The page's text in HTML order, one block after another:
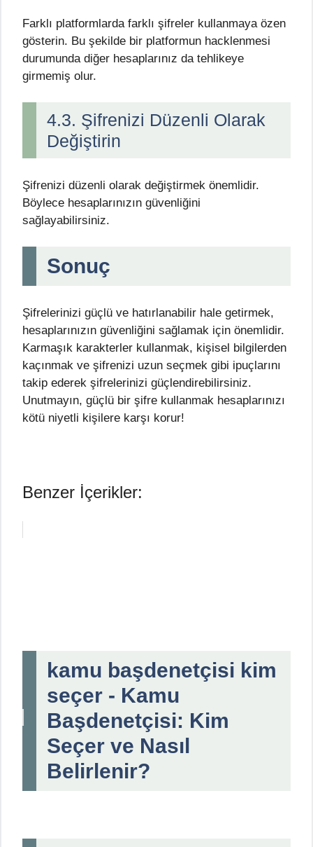
Farklı platformlarda farklı şifreler kullanmaya özen
gösterin. Bu şekilde bir platformun hacklenmesi
durumunda diğer hesaplarınız da tehlikeye
girmemiş olur.
4.3. Şifrenizi Düzenli Olarak
Değiştirin
Şifrenizi düzenli olarak değiştirmek önemlidir.
Böylece hesaplarınızın güvenliğini
sağlayabilirsiniz.
Sonuç
Şifrelerinizi güçlü ve hatırlanabilir hale getirmek,
hesaplarınızın güvenliğini sağlamak için önemlidir.
Karmaşık karakterler kullanmak, kişisel bilgilerden
kaçınmak ve şifrenizi uzun seçmek gibi ipuçlarını
takip ederek şifrelerinizi güçlendirebilirsiniz.
Unutmayın, güçlü bir şifre kullanmak hesaplarınızı
kötü niyetli kişilere karşı korur!
Benzer İçerikler:
kamu başdenetçisi kim
seçer - Kamu
Başdenetçisi: Kim
Seçer ve Nasıl
Belirlenir?